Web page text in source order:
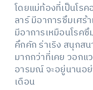
โดยแม่ท้องที่เป็นโร
ลาร์ มีอาการซึมเศร้
มีอาการเหมือนโรค
คึกคัก ร่าเริง สนุกส
มากกว่าที่เคย วอกแ
อารมณ์ จะอยู่นานอ
เดือน